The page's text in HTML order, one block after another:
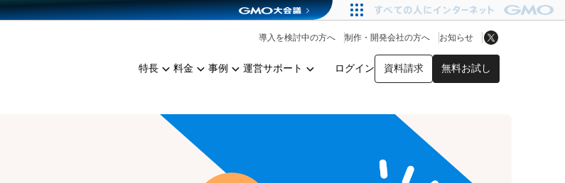
特長 料金 事例 運営サポート ログイン 資料請求 無料お試し
導入を検討中の方へ 制作・開発会社の方へ お知らせ
雑貨販売 アプリストア
料金シミュレーション
コミュニティイベントCarty
YouTubeチャンネル